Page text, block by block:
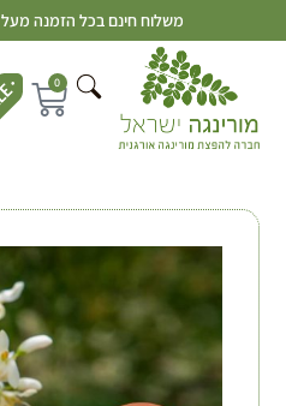
משלוח חינם בכל הזמנה מעל 299 ₪
0